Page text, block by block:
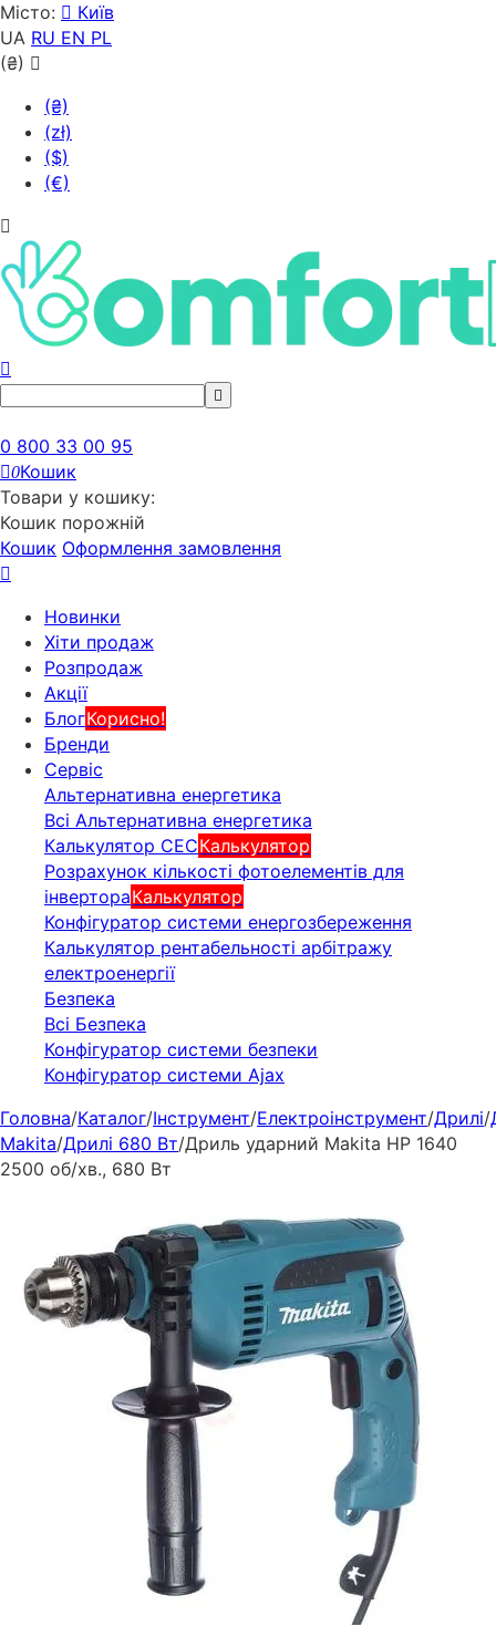
Місто:
Київ
UA RU EN PL
(₴)
(₴)
(zł)
($)
(€)
0 800 33 00 95
0Кошик
Товари у кошику:
Кошик порожній
Кошик Оформлення замовлення
Новинки
Хіти продаж
Розпродаж
Акції
БлогКорисно!
Бренди
Сервіс
Альтернативна енергетика
Всі Альтернативна енергетика
Калькулятор СЕСКалькулятор
Розрахунок кількості фотоелементів для
інвертораКалькулятор
Конфігуратор системи енергозбереження
Калькулятор рентабельності арбітражу
електроенергії
Безпека
Всі Безпека
Конфігуратор системи безпеки
Конфігуратор системи Ajax
Головна/Каталог/Інструмент/Електроінструмент/Дрилі/
Makita/Дрилі 680 Вт/Дриль ударний Makita HP 1640
2500 об/хв., 680 Вт